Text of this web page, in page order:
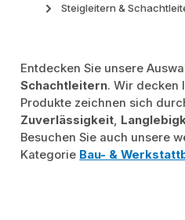
Steigleitern &
Entdecken Sie unsere
Schachtleitern. Wir decken
Produkte zeichnen sich
Zuverlässigkeit,
Besuchen Sie auch unsere
Kategorie Bau- &